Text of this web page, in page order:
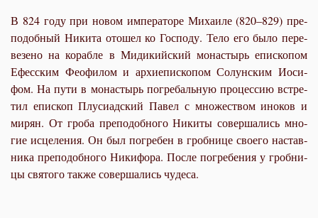
В 824 го­ду при но­вом им­пе­ра­то­ре Ми­ха­и­ле (820–829) пре­
по­доб­ный Ни­ки­та ото­шел ко Гос­по­ду. Те­ло его бы­ло пе­ре­
ве­зе­но на ко­раб­ле в Ми­ди­кий­ский мо­на­стырь епи­ско­пом
Ефес­ским Фе­о­фи­лом и ар­хи­епи­ско­пом Со­лун­ским Иоси­
фом. На пу­ти в мо­на­стырь по­гре­баль­ную про­цес­сию встре­
тил епи­скоп Плу­си­ад­ский Па­вел с мно­же­ством ино­ков и
ми­рян. От гро­ба пре­по­доб­но­го Ни­ки­ты со­вер­ша­лись мно­
гие ис­це­ле­ния. Он был по­гре­бен в гроб­ни­це сво­е­го на­став­
ни­ка пре­по­доб­но­го Ни­ки­фо­ра. По­сле по­гре­бе­ния у гроб­ни­
цы свя­то­го так­же со­вер­ша­лись чу­де­са.